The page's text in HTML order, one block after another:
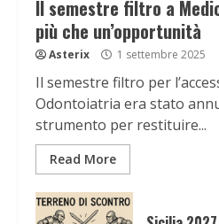
Il semestre filtro a
più che un’opportunità
Asterix 1 settembre 2025
Il semestre filtro per
Odontoiatria era stato
strumento per restituire...
Read More